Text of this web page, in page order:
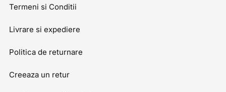
Termeni si Conditii
Livrare si expediere
Politica de returnare
Creeaza un retur